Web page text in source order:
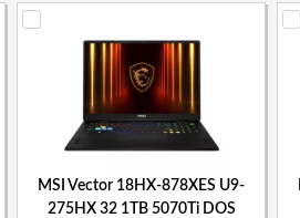
MSI Vector 18HX-878XES U9-
275HX 32 1TB 5070Ti DOS